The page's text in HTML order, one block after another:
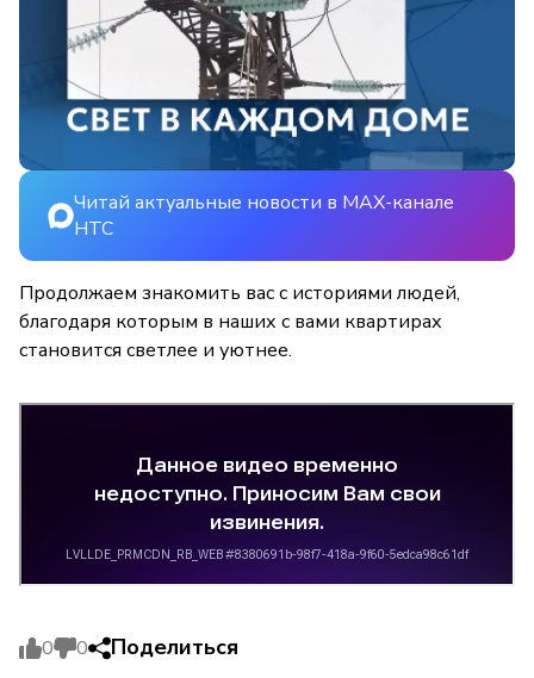
Читай актуальные новости в MAX-канале
НТС
Продолжаем знакомить вас с историями людей,
благодаря которым в наших с вами квартирах
становится светлее и уютнее.
0 0 Поделиться